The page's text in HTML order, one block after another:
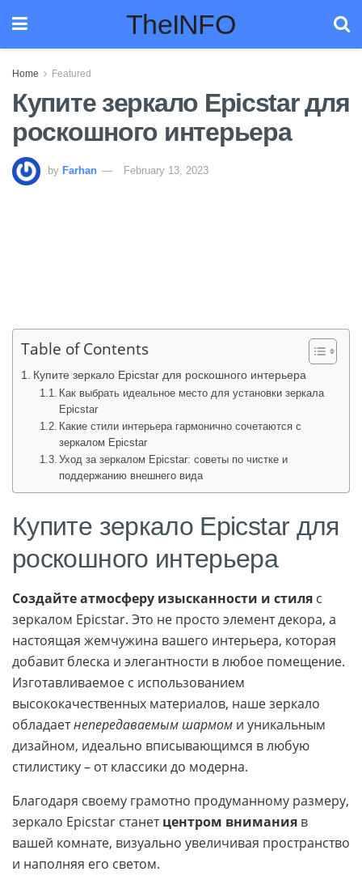
TheINFO
Home Featured
Купите зеркало Epicstar для
роскошного интерьера
by Farhan February 13, 2023
Table of Contents
Купите зеркало Epicstar для роскошного интерьера
Как выбрать идеальное место для установки зеркала
Epicstar
Какие стили интерьера гармонично сочетаются с
зеркалом Epicstar
Уход за зеркалом Epicstar: советы по чистке и
поддержанию внешнего вида
Купите зеркало Epicstar для
роскошного интерьера
Создайте атмосферу изысканности и стиля с
зеркалом Epicstar. Это не просто элемент декора, а
настоящая жемчужина вашего интерьера, которая
добавит блеска и элегантности в любое помещение.
Изготавливаемое с использованием
высококачественных материалов, наше зеркало
обладаетнепередаваемым шармом и уникальным
дизайном, идеально вписывающимся в любую
стилистику – от классики до модерна.
Благодаря своему грамотно продуманному размеру,
зеркало Epicstar станетцентром внимания в
вашей комнате, визуально увеличивая пространство
и наполняя его светом.